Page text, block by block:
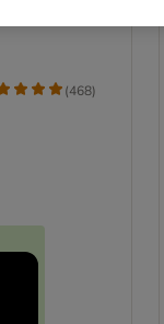
(468)